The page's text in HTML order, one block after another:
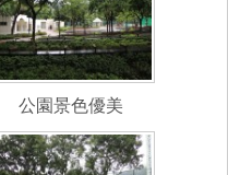
公園景色優美